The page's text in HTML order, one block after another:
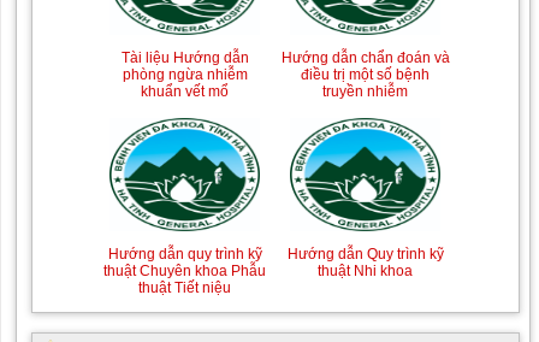
Tài liệu Hướng dẫn
phòng ngừa nhiễm
khuẩn vết mổ
Hướng dẫn chẩn đoán và
điều trị một số bệnh
truyền nhiễm
Hướng dẫn quy trình kỹ
thuật Chuyên khoa Phẫu
thuật Tiết niệu
Hướng dẫn Quy trình kỹ
thuật Nhi khoa